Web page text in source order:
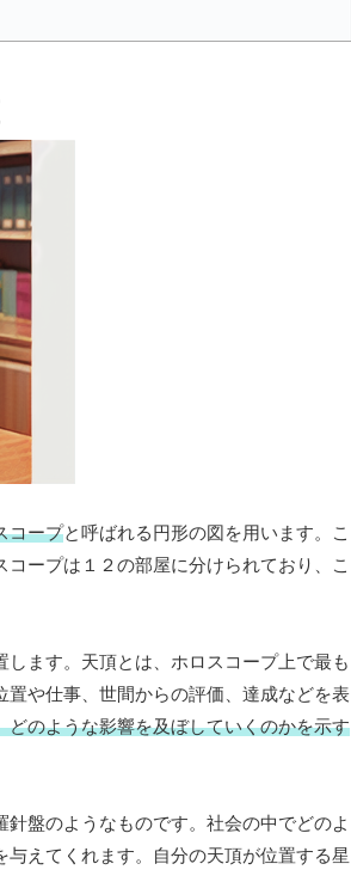
コープと呼ばれる円形の図を用います。こ
ープは１２の部屋に分けられており、こ
ます。天頂とは、ホロスコープ上で最も
や仕事、世間からの評価、達成などを表
のような影響を及ぼしていくのかを示す
針盤のようなものです。社会の中でどのよ
えてくれます。自分の天頂が位置する星